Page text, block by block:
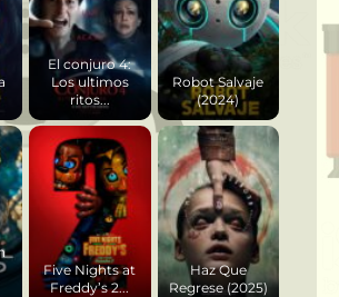
El conjuro 4:
Los ultimos
ritos...
Robot Salvaje
(2024)
Five Nights at
Freddy’s 2...
Haz Que
Regrese (2025)